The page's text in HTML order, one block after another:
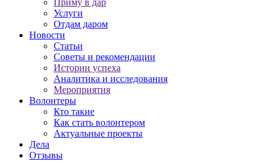
Приму в дар
Услуги
Отдам даром
Новости
Статьи
Советы и рекомендации
Истории успеха
Аналитика и исследования
Мероприятия
Волонтеры
Кто такие
Как стать волонтером
Актуальные проекты
Дела
Отзывы